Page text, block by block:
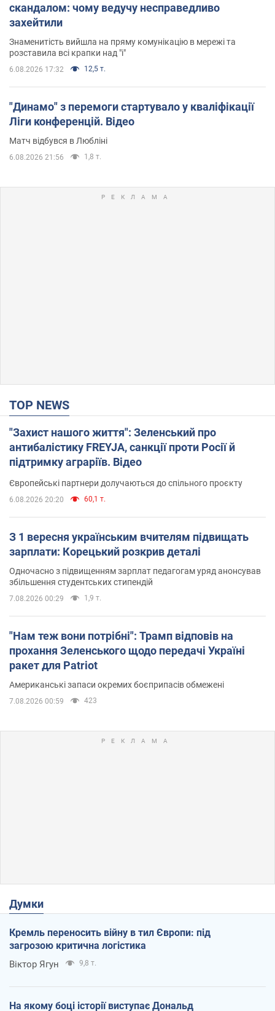
скандалом: чому ведучу несправедливо
захейтили
Знаменитість вийшла на пряму комунікацію в мережі та
розставила всі крапки над "і"
6.08.2026 17:32 12,5 т.
"Динамо" з перемоги стартувало у кваліфікації
Ліги конференцій. Відео
Матч відбувся в Любліні
6.08.2026 21:56 1,8 т.
TOP NEWS
"Захист нашого життя": Зеленський про
антибалістику FREYJA, санкції проти Росії й
підтримку аграріїв. Відео
Європейські партнери долучаються до спільного проєкту
6.08.2026 20:20 60,1 т.
З 1 вересня українським вчителям підвищать
зарплати: Корецький розкрив деталі
Одночасно з підвищенням зарплат педагогам уряд анонсував
збільшення студентських стипендій
7.08.2026 00:29 1,9 т.
"Нам теж вони потрібні": Трамп відповів на
прохання Зеленського щодо передачі Україні
ракет для Patriot
Американські запаси окремих боєприпасів обмежені
7.08.2026 00:59 423
Думки
Кремль переносить війну в тил Європи: під
загрозою критична логістика
Віктор Ягун 9,8 т.
На якому боці історії виступає Дональд